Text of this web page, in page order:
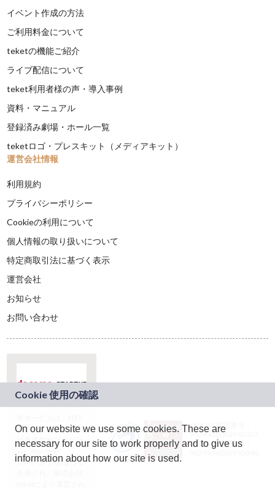
イベント作成の方法
ご利用料金について
teketの機能ご紹介
ライブ配信について
teket利用者様の声・導入事例
資料・マニュアル
登録済み劇場・ホール一覧
teketロゴ・プレスキット（メディアキット）
運営会社情報
利用規約
プライバシーポリシー
Cookieの利用について
個人情報の取り扱いについて
特定商取引法に基づく表示
運営会社
お知らせ
お問い合わせ
ドコモグループの新
規事業創出プログラ
ム「docomo
STARTUP」を通じて
JASRAC許諾番号：
9024936001Y45037
JASRAC許諾番号：
On our website we use some cookies. These are
necessary for our site to work properly and to give us
information about how our site is used.